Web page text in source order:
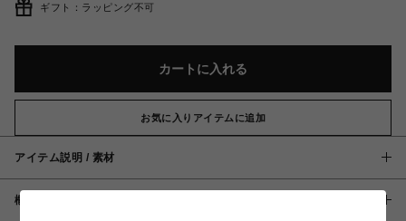
ギフト：ラッピング不可
カートに入れる
お気に入りアイテムに追加
アイテム説明 / 素材
概要